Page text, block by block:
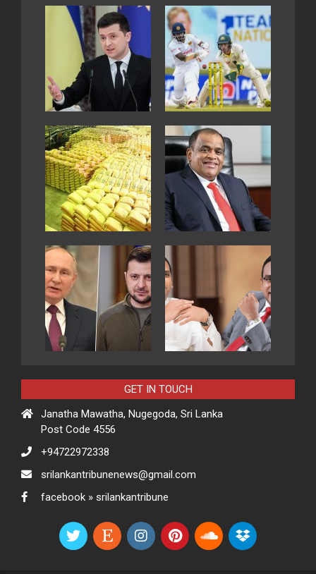
GET IN TOUCH
Janatha Mawatha, Nugegoda, Sri Lanka
Post Code 4556
+94722972338
srilankantribunenews@gmail.com
facebook » srilankantribune